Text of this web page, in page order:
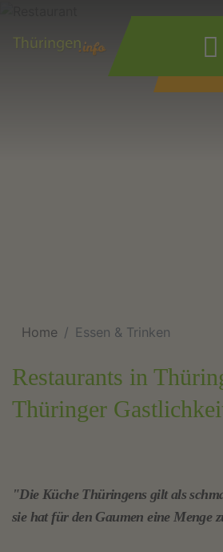
Wonach
Home Essen & Trinken
Restaurants in
Thüringer
"Die Küche Thüringens gilt als
sie hat für den Gaumen eine Menge